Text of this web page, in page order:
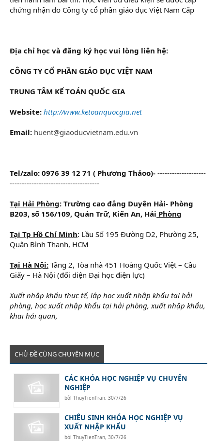
chứng nhận do Công ty cổ phần giáo dục Việt Nam Cấp
Địa chỉ học và đăng ký học vui lòng liên hệ:
CÔNG TY CỔ PHẦN GIÁO DỤC VIỆT NAM
TRUNG TÂM KẾ TOÁN QUỐC GIA
Website: http://www.ketoanquocgia.net
Email: huent@giaoducvietnam.edu.vn
Tel/zalo: 0976 39 12 71 ( Phương Thảoo)- --------------------
-------------------------------------
Tại Hải Phòng: Trường cao đẳng Duyên Hải- Phòng
B203, số 156/109, Quán Trữ, Kiến An, Hải Phòng
Tại Tp Hồ Chí Minh: Lầu Số 195 Đường D2, Phường 25,
Quận Bình Thạnh, HCM
Tại Hà Nội: Tầng 2, Tòa nhà 451 Hoàng Quốc Việt – Cầu
Giấy – Hà Nội (đối diện Đại học điện lực)
Xuất nhập khẩu thực tế, lớp học xuất nhập khẩu tại hải
phòng, học xuất nhập khẩu tại hải phòng, xuất nhập khẩu,
khai hải quan,
CHỦ ĐỀ CÙNG CHUYÊN MỤC
CÁC KHÓA HỌC NGHIỆP VỤ CHUYÊN
NGHIỆP
bởiThuyTienTran,30/7/26
CHIÊU SINH KHÓA HỌC NGHIỆP VỤ
XUẤT NHẬP KHẨU
bởiThuyTienTran,30/7/26